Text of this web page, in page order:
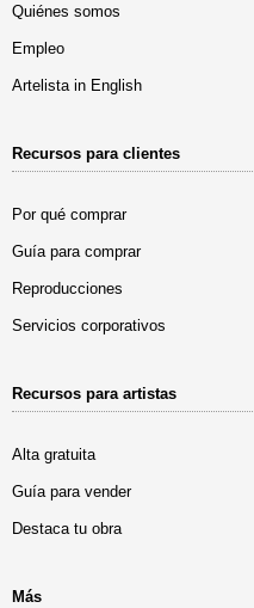
Quiénes somos
Empleo
Artelista in English
Recursos para clientes
Por qué comprar
Guía para comprar
Reproducciones
Servicios corporativos
Recursos para artistas
Alta gratuita
Guía para vender
Destaca tu obra
Más